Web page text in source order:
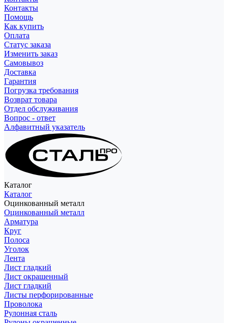
Контакты
Помощь
Как купить
Оплата
Статус заказа
Изменить заказ
Самовывоз
Доставка
Гарантия
Погрузка требования
Возврат товара
Отдел обслуживания
Вопрос - ответ
Алфавитный указатель
Каталог
Каталог
Оцинкованный металл
Оцинкованный металл
Арматура
Круг
Полоса
Уголок
Лента
Лист гладкий
Лист окрашенный
Лист гладкий
Листы перфорированные
Проволока
Рулонная сталь